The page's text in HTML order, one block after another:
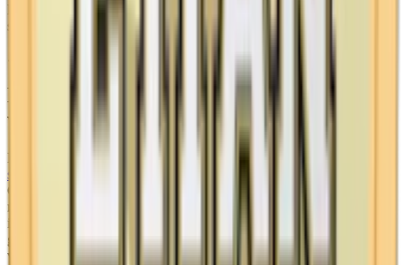
långsammare release. Ettan finns inte som minisnus, superslim eller
som slim portion.
Historien bakom Ettan snus och
varumärket Ettan
Ettan är en av Sveriges mest igenkända och traditionsrika
snusmärken
Grundat 1822 av Jacob Fredrik Ljunglöf, har Ettan blivit synonymt
med svensk snuskultur och en symbol för Sverige. Ljunglöfs
innovativa tillverkningsmetoder och strävan efter perfektion lade
grunden för vad som skulle bli ett av världens mest kända och äldsta
varumärken.